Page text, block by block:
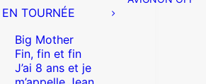
EN TOURNÉE
Big Mother
Fin, fin et fin
J’ai 8 ans et je